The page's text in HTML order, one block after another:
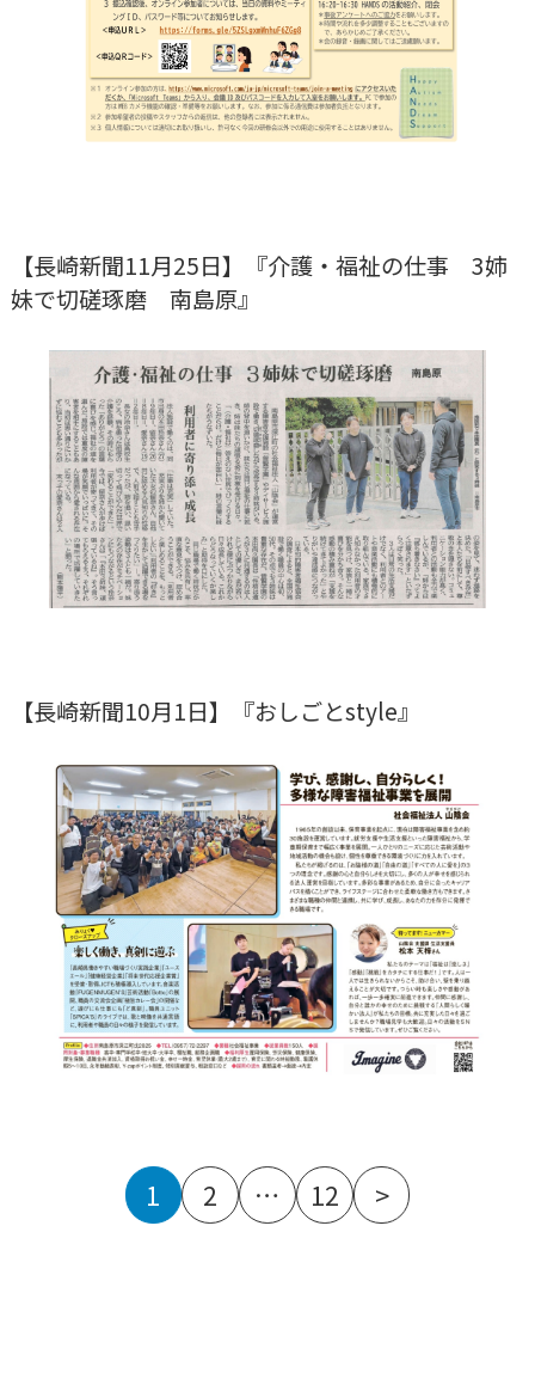
【長崎新聞11月25日】『介護・福祉の仕事 3姉
妹で切磋琢磨 南島原』
【長崎新聞10月1日】『おしごとstyle』
1 2 … 12 >